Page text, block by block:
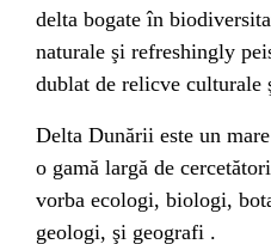
delta bogate în
naturale şi refreshingly
dublat de relicve culturale
Delta Dunării este un
o gamă largă de
vorba ecologi, biologi,
geologi, şi geografi .